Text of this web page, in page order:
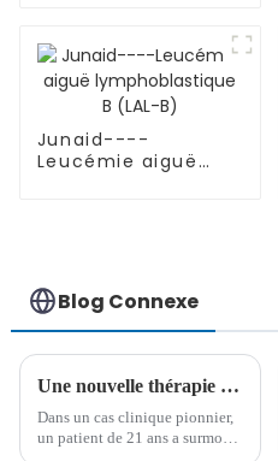
Junaid----
Leucémie aiguë
Blog Connexe
Une nouvelle thérapie génique constitue une avancée majeure dans le traitement de la drépanocytose et de la thalassémie
Dans un cas clinique pionnier,
un patient de 21 ans a surmonté